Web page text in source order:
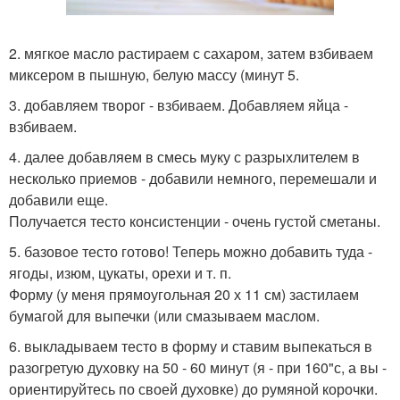
2. мягкое масло растираем с сахаром, затем взбиваем
миксером в пышную, белую массу (минут 5.
3. добавляем творог - взбиваем. Добавляем яйца -
взбиваем.
4. далее добавляем в смесь муку с разрыхлителем в
несколько приемов - добавили немного, перемешали и
добавили еще.
Получается тесто консистенции - очень густой сметаны.
5. базовое тесто готово! Теперь можно добавить туда -
ягоды, изюм, цукаты, орехи и т. п.
Форму (у меня прямоугольная 20 х 11 см) застилаем
бумагой для выпечки (или смазываем маслом.
6. выкладываем тесто в форму и ставим выпекаться в
разогретую духовку на 50 - 60 минут (я - при 160"с, а вы -
ориентируйтесь по своей духовке) до румяной корочки.